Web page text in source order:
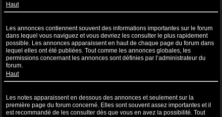
Haut
Les annonces contiennent souvent des informations importantes sur le forum
dans lequel vous naviguez et vous devriez les consulter le plus rapidement
possible. Les annonces apparaissent en haut de chaque page du forum dans
lequel elles ont été publiées. Tout comme les annonces globales, les
permissions concernant les annonces sont définies par l’administrateur du
forum.
Haut
Les notes apparaissent en dessous des annonces et seulement sur la
première page du forum concerné. Elles sont souvent assez importantes et il
est recommandé de les consulter dès que vous en avez la possibilité. Tout